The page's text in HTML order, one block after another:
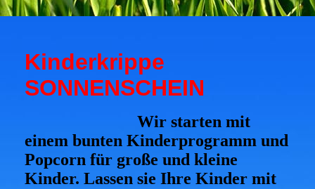
Kinderkrippe
SONNENSCHEIN
Wir starten mit
einem bunten Kinderprogramm und
Popcorn für große und kleine
Kinder. Lassen sie Ihre Kinder mit